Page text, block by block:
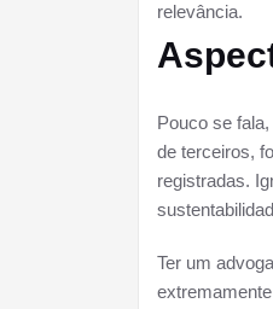
relevância.
Pouco se
de terceiros,
registradas.
Ter um